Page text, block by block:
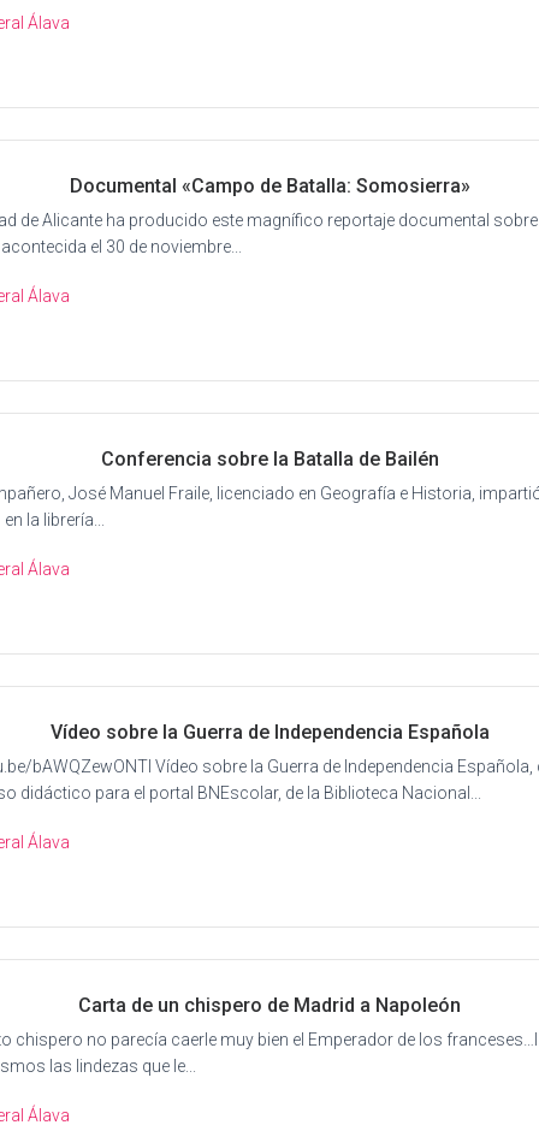
Álava
Documental «Campo de Batalla: Somosierra»
de Alicante ha producido este magnífico reportaje documental sobre
el 30 de noviembre...
Álava
Conferencia sobre la Batalla de Bailén
José Manuel Fraile, licenciado en Geografía e Historia,
la librería...
Álava
Vídeo sobre la Guerra de Independencia Española
bAWQZewONTI Vídeo sobre la Guerra de Independencia Española,
didáctico para el portal BNEscolar, de la Biblioteca Nacional...
Álava
Carta de un chispero de Madrid a Napoleón
chispero no parecía caerle muy bien el Emperador de los
las lindezas que le...
Álava